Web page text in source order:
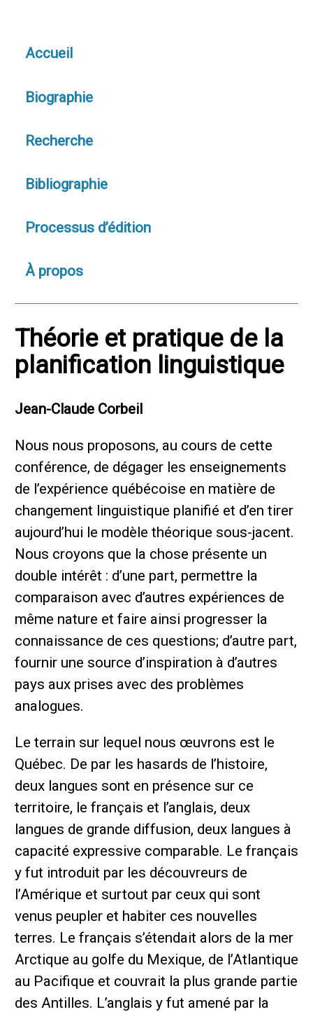
Accueil
Biographie
Recherche
Bibliographie
Processus d’édition
À propos
Théorie et pratique de la
planification linguistique
Jean-Claude Corbeil
Nous nous proposons, au cours de cette
conférence, de dégager les enseignements
de l’expérience québécoise en matière de
changement linguistique planifié et d’en tirer
aujourd’hui le modèle théorique sous-jacent.
Nous croyons que la chose présente un
double intérêt : d’une part, permettre la
comparaison avec d’autres expériences de
même nature et faire ainsi progresser la
connaissance de ces questions; d’autre part,
fournir une source d’inspiration à d’autres
pays aux prises avec des problèmes
analogues.
Le terrain sur lequel nous œuvrons est le
Québec. De par les hasards de l’histoire,
deux langues sont en présence sur ce
territoire, le français et l’anglais, deux
langues de grande diffusion, deux langues à
capacité expressive comparable. Le français
y fut introduit par les découvreurs de
l’Amérique et surtout par ceux qui sont
venus peupler et habiter ces nouvelles
terres. Le français s’étendait alors de la mer
Arctique au golfe du Mexique, de l’Atlantique
au Pacifique et couvrait la plus grande partie
des Antilles. L’anglais y fut amené par la